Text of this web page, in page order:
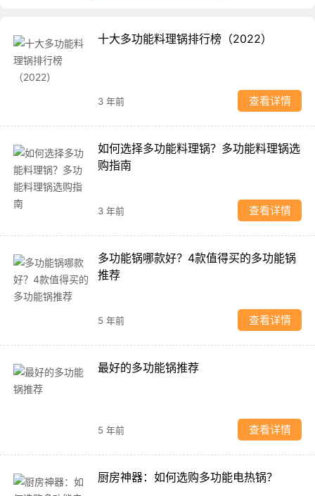
十大多功能料理锅排行榜（2022）
3 年前 查看详情
如何选择多功能料理锅？多功能料理锅选
购指南
3 年前 查看详情
多功能锅哪款好？4款值得买的多功能锅
推荐
5 年前 查看详情
最好的多功能锅推荐
5 年前 查看详情
厨房神器：如何选购多功能电热锅？